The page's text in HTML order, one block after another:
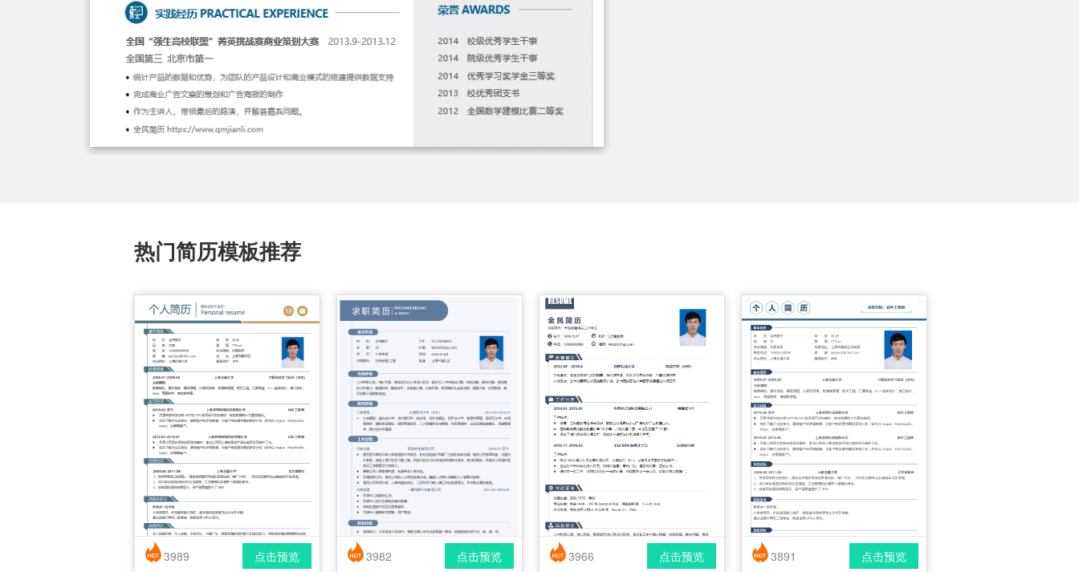
热门简历模板推荐
简历风格： 时尚 / 简洁 / 应届生
点击预览
3989
简历风格： 时尚 / 简洁 / 应届生
点击预览
3982
简历风格： 时尚 / 简洁 / 应届生
点击预览
3966
简历风格： 简洁 / 时尚 / 应届生
点击预览
3891